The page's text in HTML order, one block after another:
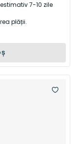
7-10 zile
plății.